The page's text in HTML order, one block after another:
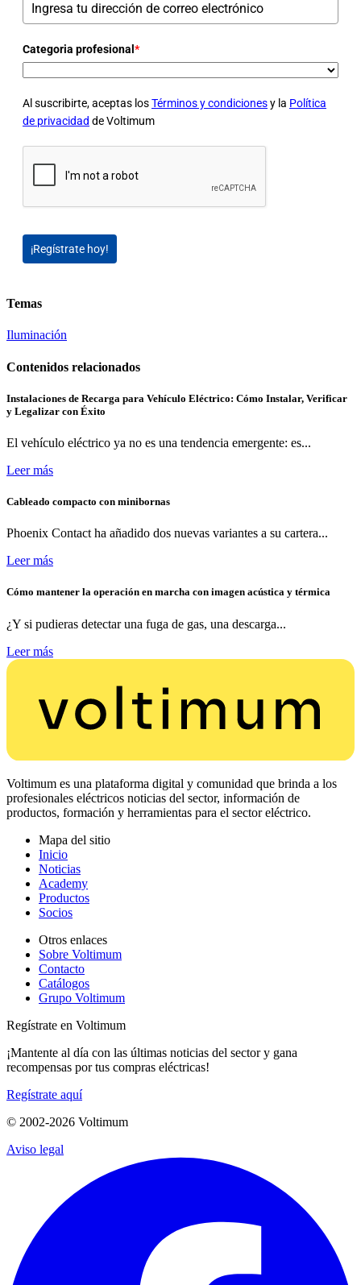
Categoria profesional *
Al suscribirte, aceptas losTérminos y condicionesy la Política
de privacidad de Voltimum
¡Regístrate hoy!
Temas
Iluminación
Contenidos relacionados
Instalaciones de Recarga para Vehículo Eléctrico: Cómo Instalar, Verificar
y Legalizar con Éxito
El vehículo eléctrico ya no es una tendencia emergente: es...
Leer más
Cableado compacto con minibornas
Phoenix Contact ha añadido dos nuevas variantes a su cartera...
Leer más
Cómo mantener la operación en marcha con imagen acústica y térmica
¿Y si pudieras detectar una fuga de gas, una descarga...
Leer más
Voltimum es una plataforma digital y comunidad que brinda a los
profesionales eléctricos noticias del sector, información de
productos, formación y herramientas para el sector eléctrico.
Mapa del sitio
Inicio
Noticias
Academy
Productos
Socios
Otros enlaces
Sobre Voltimum
Contacto
Catálogos
Grupo Voltimum
Regístrate en Voltimum
¡Mantente al día con las últimas noticias del sector y gana
recompensas por tus compras eléctricas!
Regístrate aquí
© 2002-2026 Voltimum
Aviso legal